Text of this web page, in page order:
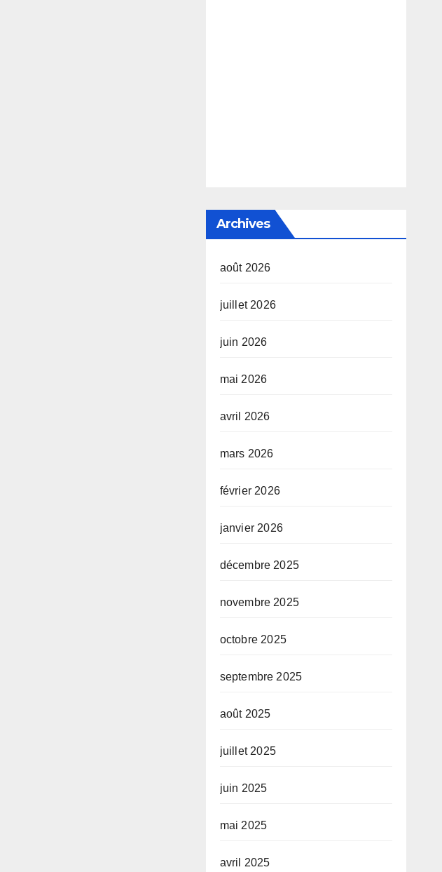
Archives
août 2026
juillet 2026
juin 2026
mai 2026
avril 2026
mars 2026
février 2026
janvier 2026
décembre 2025
novembre 2025
octobre 2025
septembre 2025
août 2025
juillet 2025
juin 2025
mai 2025
avril 2025